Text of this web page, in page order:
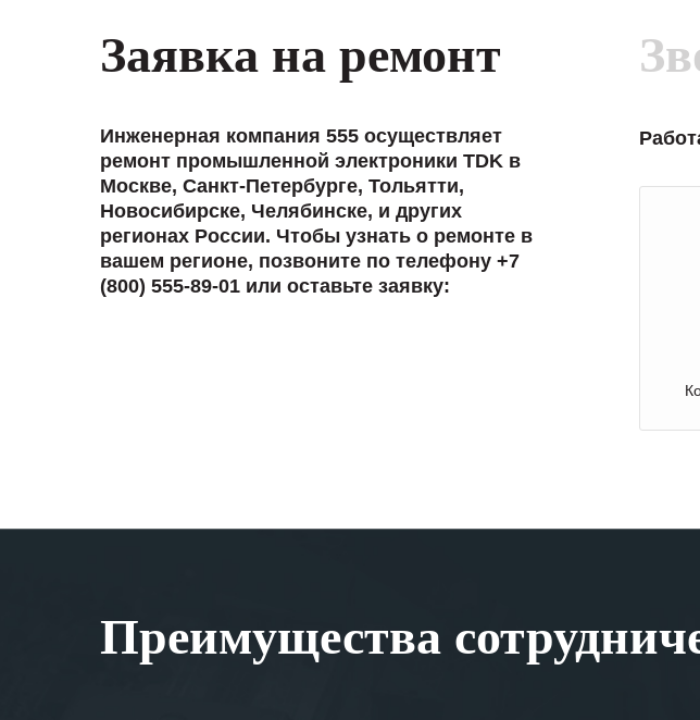
Заявка на ремонт
Инженерная компания 555 осуществляет
ремонт промышленной электроники TDK в
Москве, Санкт-Петербурге, Тольятти,
Новосибирске, Челябинске, и других
регионах России. Чтобы узнать о ремонте в
вашем регионе, позвоните по телефону +7
(800) 555-89-01 или оставьте заявку:
Преимущества